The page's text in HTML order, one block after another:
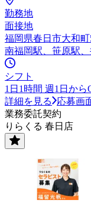
勤務地
面接地
福岡県春日市大和町
南福岡駅、笹原駅
シフト
1日1時間 週1日から
詳細を見る
応募画
業務委託契約
りらくる 春日店